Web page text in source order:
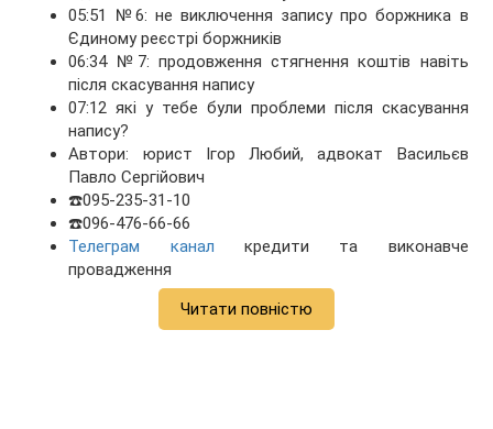
05:51 №6: не виключення запису про боржника в
Єдиному реєстрі боржників
06:34 №7: продовження стягнення коштів навіть
після скасування напису
07:12 які у тебе були проблеми після скасування
напису?
Автори: юрист Iгор Любий, адвокат Васильєв
Павло Сергійович
☎️095-235-31-10
☎️096-476-66-66
Телеграм канал кредити та виконавче
провадження
Читати повністю